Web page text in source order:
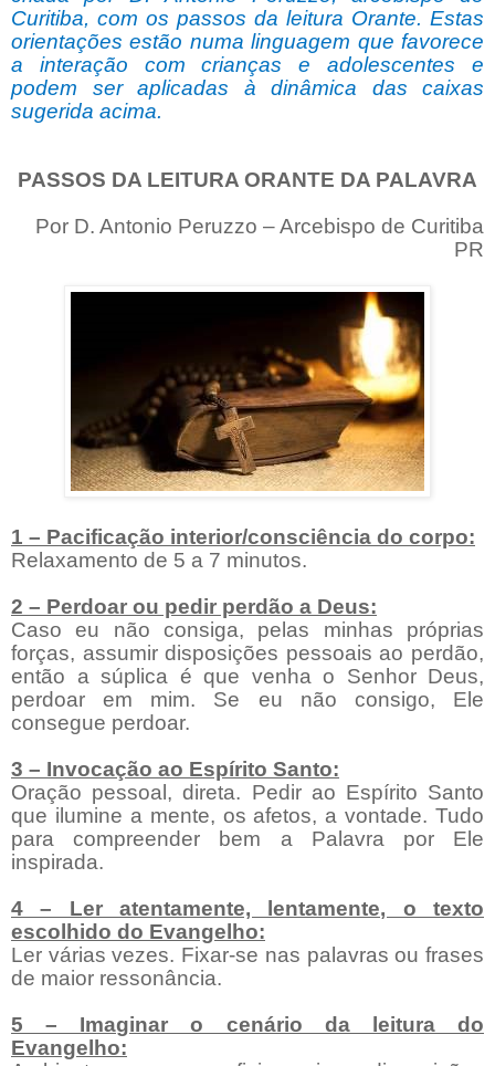
Curitiba, com os passos da leitura Orante. Estas
orientações estão numa linguagem que favorece
a interação com crianças e adolescentes e
podem ser aplicadas à dinâmica das caixas
sugerida acima.
PASSOS DA LEITURA ORANTE DA PALAVRA
Por D. Antonio Peruzzo – Arcebispo de Curitiba
PR
1 – Pacificação interior/consciência do corpo:
Relaxamento de 5 a 7 minutos.
2 – Perdoar ou pedir perdão a Deus:
Caso eu não consiga, pelas minhas próprias
forças, assumir disposições pessoais ao perdão,
então a súplica é que venha o Senhor Deus,
perdoar em mim. Se eu não consigo, Ele
consegue perdoar.
3 – Invocação ao Espírito Santo:
Oração pessoal, direta. Pedir ao Espírito Santo
que ilumine a mente, os afetos, a vontade. Tudo
para compreender bem a Palavra por Ele
inspirada.
4 – Ler atentamente, lentamente, o texto
escolhido do Evangelho:
Ler várias vezes. Fixar-se nas palavras ou frases
de maior ressonância.
5 – Imaginar o cenário da leitura do
Evangelho: